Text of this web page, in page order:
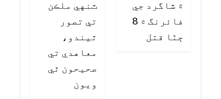
۾ شاگرد جي
فائرنگ ۾ 8
ڄڻا قتل
ٽنهي ملڪن
تي تصور
ٿيندو،
معاهدي تي
صحيحون ٿي
ويون